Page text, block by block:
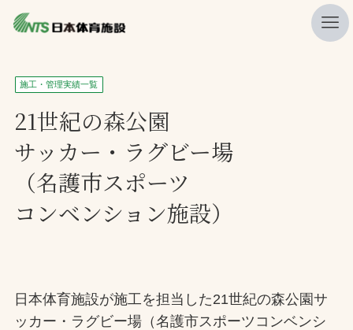
私たちの強み
ニュース
プレスリリース
レポート
製品・サービス一覧
採用情報
施工・管理実績一覧
21世紀の森公園
サッカー・ラグビー場
（名護市スポーツ
コンベンション施設）
日本体育施設が施工を担当した21世紀の森公園サ
ッカー・ラグビー場（名護市スポーツコンベンシ